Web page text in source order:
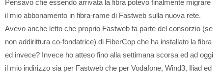
Pensavo che essendo arrivata la fibra potevo finalmente migrare
il mio abbonamento in fibra-rame di Fastweb sulla nuova rete.
Avevo anche letto che proprio Fastweb fa parte del consorzio (se
non addirittura co-fondatrice) di FiberCop che ha installato la fibra
ed invece? Invece ho atteso fino alla settimana scorsa ed ad oggi
il mio indirizzo sia per Fastweb che per Vodafone, Wind3, Iliad ed